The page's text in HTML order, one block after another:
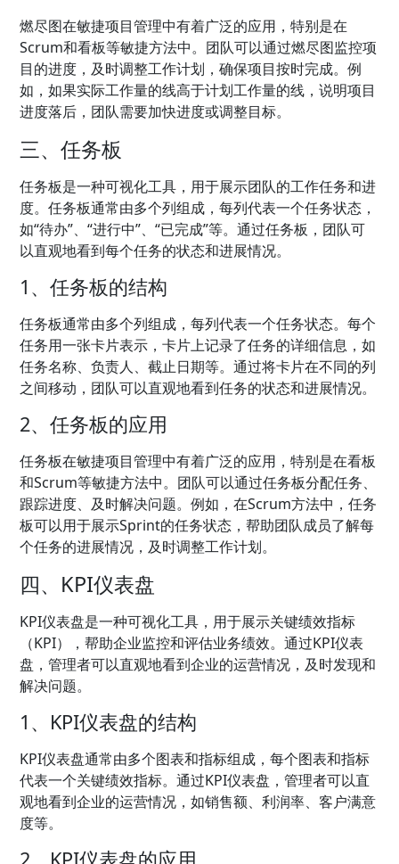
燃尽图在敏捷项目管理中有着广泛的应用，特别是在
Scrum和看板等敏捷方法中。团队可以通过燃尽图监控项
目的进度，及时调整工作计划，确保项目按时完成。例
如，如果实际工作量的线高于计划工作量的线，说明项目
进度落后，团队需要加快进度或调整目标。
三、任务板
任务板是一种可视化工具，用于展示团队的工作任务和进
度。任务板通常由多个列组成，每列代表一个任务状态，
如“待办”、“进行中”、“已完成”等。通过任务板，团队可
以直观地看到每个任务的状态和进展情况。
1、任务板的结构
任务板通常由多个列组成，每列代表一个任务状态。每个
任务用一张卡片表示，卡片上记录了任务的详细信息，如
任务名称、负责人、截止日期等。通过将卡片在不同的列
之间移动，团队可以直观地看到任务的状态和进展情况。
2、任务板的应用
任务板在敏捷项目管理中有着广泛的应用，特别是在看板
和Scrum等敏捷方法中。团队可以通过任务板分配任务、
跟踪进度、及时解决问题。例如，在Scrum方法中，任务
板可以用于展示Sprint的任务状态，帮助团队成员了解每
个任务的进展情况，及时调整工作计划。
四、KPI仪表盘
KPI仪表盘是一种可视化工具，用于展示关键绩效指标
（KPI），帮助企业监控和评估业务绩效。通过KPI仪表
盘，管理者可以直观地看到企业的运营情况，及时发现和
解决问题。
1、KPI仪表盘的结构
KPI仪表盘通常由多个图表和指标组成，每个图表和指标
代表一个关键绩效指标。通过KPI仪表盘，管理者可以直
观地看到企业的运营情况，如销售额、利润率、客户满意
度等。